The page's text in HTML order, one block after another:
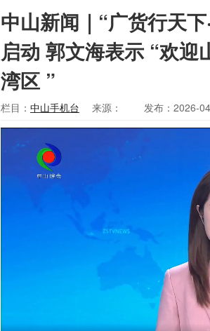
中山新闻｜“广货行天
启动 郭文海表示 “欢
湾区 ”
栏目： 中山手机台 来源： 发布：2026-